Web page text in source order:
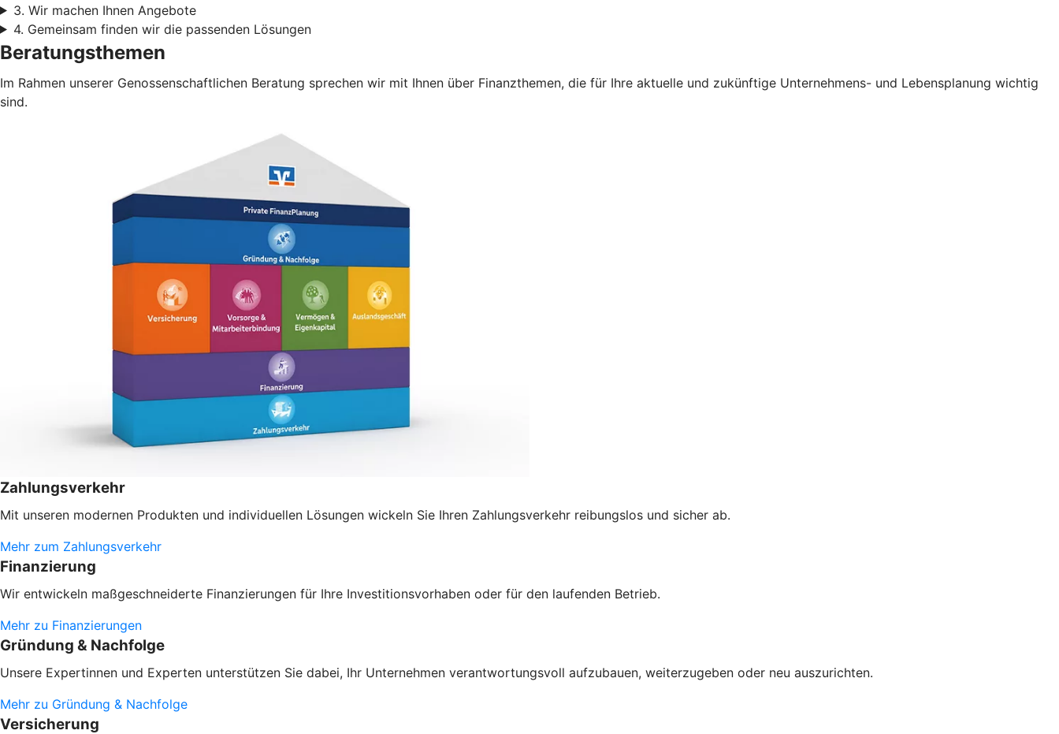
3. Wir machen Ihnen Angebote
4. Gemeinsam finden wir die passenden Lösungen
Beratungsthemen
Im Rahmen unserer Genossenschaftlichen Beratung sprechen wir mit Ihnen über Finanzthemen, die für Ihre aktuelle und zukünftige Unternehmens- und Lebensplanung wichtig
sind.
Zahlungsverkehr
Mit unseren modernen Produkten und individuellen Lösungen wickeln Sie Ihren Zahlungsverkehr reibungslos und sicher ab.
Mehr zum Zahlungsverkehr
Finanzierung
Wir entwickeln maßgeschneiderte Finanzierungen für Ihre Investitionsvorhaben oder für den laufenden Betrieb.
Mehr zu Finanzierungen
Gründung & Nachfolge
Unsere Expertinnen und Experten unterstützen Sie dabei, Ihr Unternehmen verantwortungsvoll aufzubauen, weiterzugeben oder neu auszurichten.
Mehr zu Gründung & Nachfolge
Versicherung